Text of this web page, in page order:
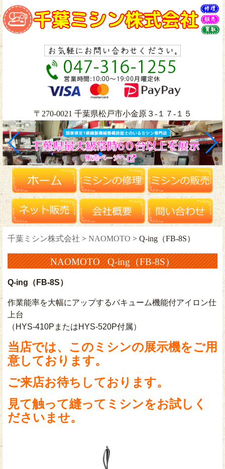
〒270-0021 千葉県松戸市小金原３-１７-１５
千葉ミシン株式会社 > NAOMOTO > Q-ing（FB-8S）
NAOMOTO Q-ing（FB-8S）
Q-ing（FB-8S）
作業能率を大幅にアップするバキューム機能付アイロン仕
上台
（HYS-410PまたはHYS-520P付属）
当店では、このミシンの展示機をご用
意しております。
ご来店お待ちしております。
見て触って縫ってミシンをお試しく
ださいませ。